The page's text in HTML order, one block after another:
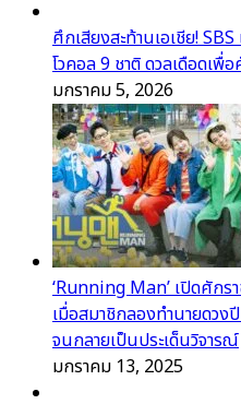
ศึกเสียงสะท้านเอเชีย!
โวคอล 9 ชาติ ดวลเดือดเพื่
มกราคม 5, 2026
‘Running Man’ เปิดศักร
เมื่อสมาชิกลองทำนายดวง
จนกลายเป็นประเด็นวิจารณ์
มกราคม 13, 2025